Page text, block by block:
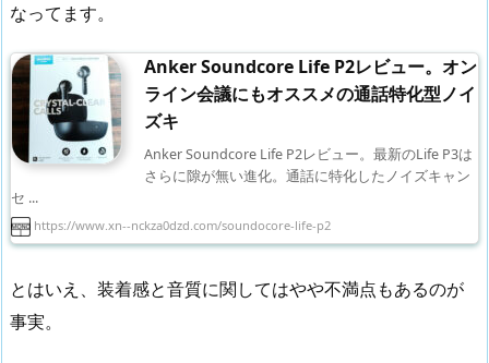
なってます。
Anker Soundcore Life P2レビュー。オン
ライン会議にもオススメの通話特化型ノイ
ズキ
Anker Soundcore Life P2レビュー。最新のLife P3は
さらに隙が無い進化。通話に特化したノイズキャン
セ ...
https://www.xn--nckza0dzd.com/soundocore-life-p2
とはいえ、装着感と音質に関してはやや不満点もあるのが
事実。